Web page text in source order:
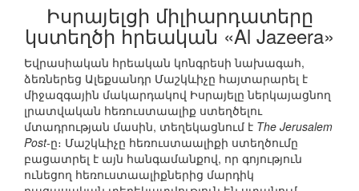
Իսրայելցի միլիարդատերը
կստեղծի հրեական «Al Jazeera»
Եվրասիական հրեական կոնգրեսի նախագահ,
ձեռներեց Ալեքսանդր Մաշկևիչը հայտարարել է
միջազգային մակարդակով Իսրայելը ներկայացնող
լրատվական հեռուստաալիք ստեղծելու
մտադրության մասին, տեղեկացնում է The Jerusalem
Post-ը։ Մաշկևիչը հեռուստաալիքի ստեղծումը
բացատրել է այն հանգամանքով, որ գոյություն
ունեցող հեռուստաալիքներից մարդիկ